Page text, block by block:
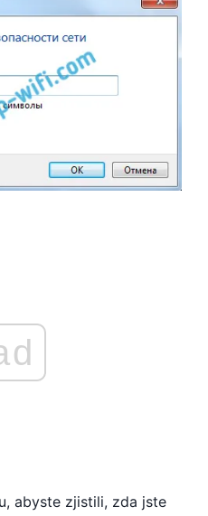
abyste zjistili, zda jste